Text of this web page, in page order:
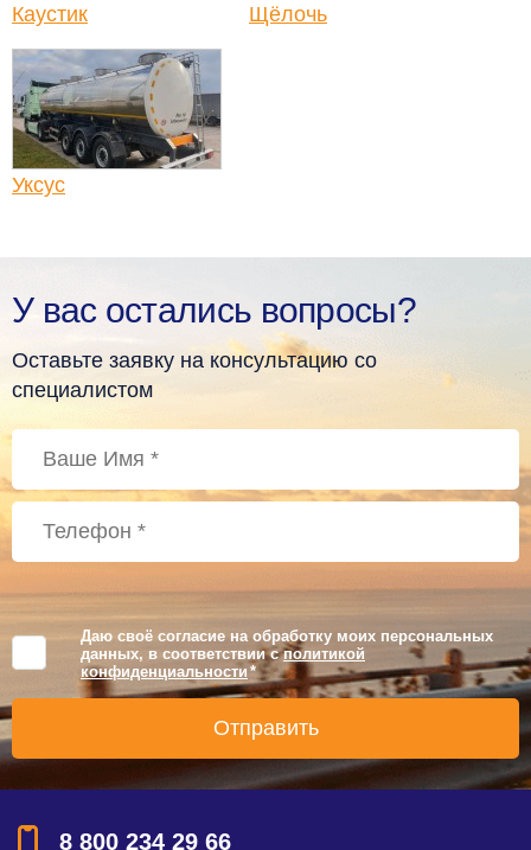
Каустик Щёлочь
Уксус
У вас остались вопросы?
Оставьте заявку на консультацию со
специалистом
Даю своё согласие на обработку моих персональных
данных, в соответствии сполитикой
конфиденциальности *
8 800 234 29 66